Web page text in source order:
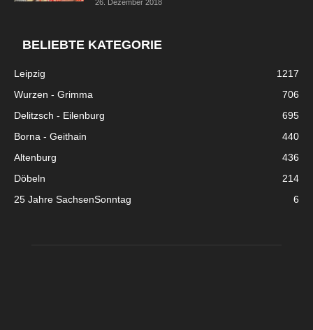
26. Dezember 2018
BELIEBTE KATEGORIE
Leipzig
1217
Wurzen - Grimma
706
Delitzsch - Eilenburg
695
Borna - Geithain
440
Altenburg
436
Döbeln
214
25 Jahre SachsenSonntag
6